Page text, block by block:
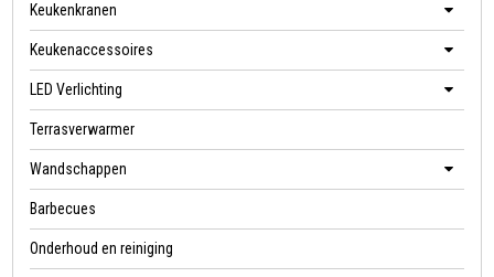
Keukenkranen
Keukenaccessoires
LED Verlichting
Terrasverwarmer
Wandschappen
Barbecues
Onderhoud en reiniging